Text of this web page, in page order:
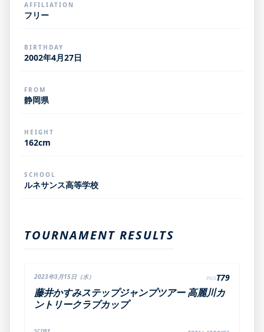
AFFILIATION
フリー
BIRTHDAY
2002年4月27日
FROM
静岡県
HEIGHT
162cm
SCHOOL
ルネサンス高等学校
TOURNAMENT RESULTS
2023年3月15日（水） POST79
藤井かすみステップジャンプツアー 高麗川カ
ントリークラブカップ
SCORE